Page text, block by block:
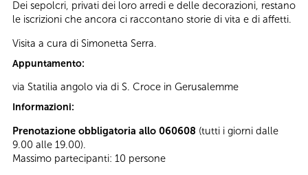
Dei sepolcri, privati dei loro arredi e delle decorazioni, restano
le iscrizioni che ancora ci raccontano storie di vita e di affetti.
Visita a cura di Simonetta Serra.
Appuntamento:
via Statilia angolo via di S. Croce in Gerusalemme
Informazioni:
Prenotazione obbligatoria allo 060608 (tutti i giorni dalle
9.00 alle 19.00).
Massimo partecipanti: 10 persone